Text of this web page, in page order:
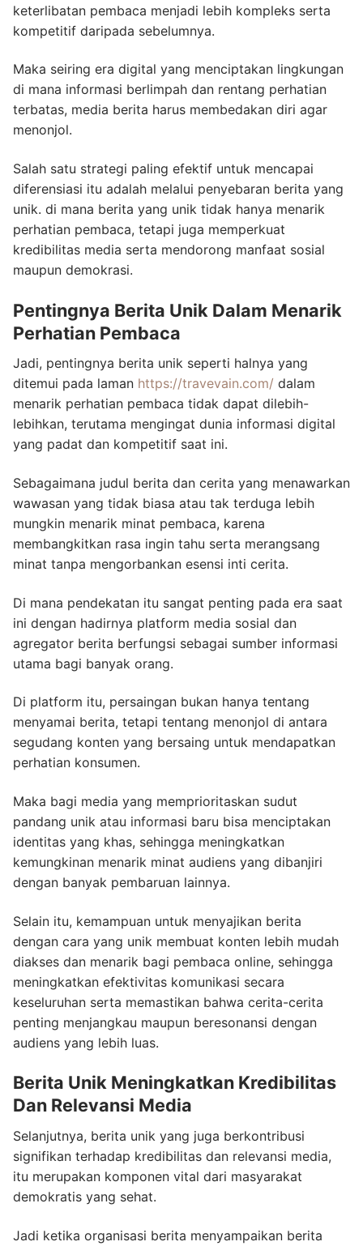
keterlibatan pembaca menjadi lebih kompleks serta
kompetitif daripada sebelumnya.
Maka seiring era digital yang menciptakan lingkungan
di mana informasi berlimpah dan rentang perhatian
terbatas, media berita harus membedakan diri agar
menonjol.
Salah satu strategi paling efektif untuk mencapai
diferensiasi itu adalah melalui penyebaran berita yang
unik. di mana berita yang unik tidak hanya menarik
perhatian pembaca, tetapi juga memperkuat
kredibilitas media serta mendorong manfaat sosial
maupun demokrasi.
Pentingnya Berita Unik Dalam Menarik
Perhatian Pembaca
Jadi, pentingnya berita unik seperti halnya yang
ditemui pada laman https://travevain.com/ dalam
menarik perhatian pembaca tidak dapat dilebih-
lebihkan, terutama mengingat dunia informasi digital
yang padat dan kompetitif saat ini.
Sebagaimana judul berita dan cerita yang menawarkan
wawasan yang tidak biasa atau tak terduga lebih
mungkin menarik minat pembaca, karena
membangkitkan rasa ingin tahu serta merangsang
minat tanpa mengorbankan esensi inti cerita.
Di mana pendekatan itu sangat penting pada era saat
ini dengan hadirnya platform media sosial dan
agregator berita berfungsi sebagai sumber informasi
utama bagi banyak orang.
Di platform itu, persaingan bukan hanya tentang
menyamai berita, tetapi tentang menonjol di antara
segudang konten yang bersaing untuk mendapatkan
perhatian konsumen.
Maka bagi media yang memprioritaskan sudut
pandang unik atau informasi baru bisa menciptakan
identitas yang khas, sehingga meningkatkan
kemungkinan menarik minat audiens yang dibanjiri
dengan banyak pembaruan lainnya.
Selain itu, kemampuan untuk menyajikan berita
dengan cara yang unik membuat konten lebih mudah
diakses dan menarik bagi pembaca online, sehingga
meningkatkan efektivitas komunikasi secara
keseluruhan serta memastikan bahwa cerita-cerita
penting menjangkau maupun beresonansi dengan
audiens yang lebih luas.
Berita Unik Meningkatkan Kredibilitas
Dan Relevansi Media
Selanjutnya, berita unik yang juga berkontribusi
signifikan terhadap kredibilitas dan relevansi media,
itu merupakan komponen vital dari masyarakat
demokratis yang sehat.
Jadi ketika organisasi berita menyampaikan berita